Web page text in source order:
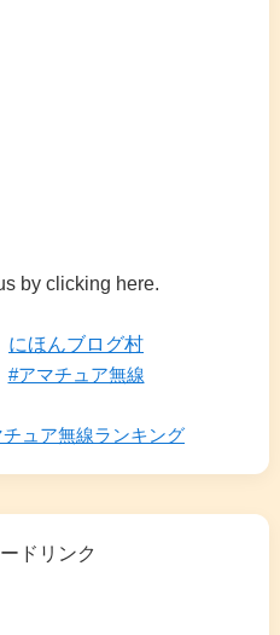
by clicking here.
にほんブログ村
#アマチュア無線
チュア無線ランキング
ドリンク